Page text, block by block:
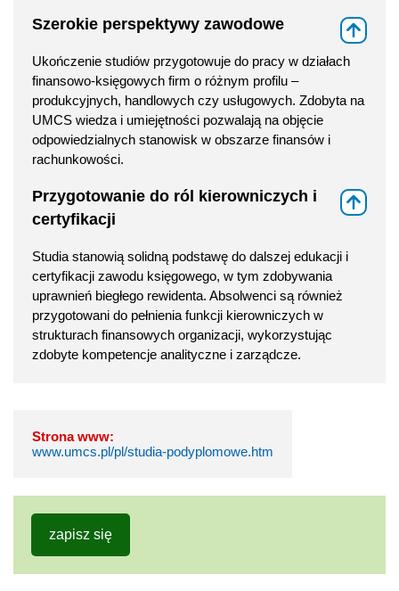
Szerokie perspektywy zawodowe
Ukończenie studiów przygotowuje do pracy w działach
finansowo-księgowych firm o różnym profilu –
produkcyjnych, handlowych czy usługowych. Zdobyta na
UMCS wiedza i umiejętności pozwalają na objęcie
odpowiedzialnych stanowisk w obszarze finansów i
rachunkowości.
Przygotowanie do ról kierowniczych i
certyfikacji
Studia stanowią solidną podstawę do dalszej edukacji i
certyfikacji zawodu księgowego, w tym zdobywania
uprawnień biegłego rewidenta. Absolwenci są również
przygotowani do pełnienia funkcji kierowniczych w
strukturach finansowych organizacji, wykorzystując
zdobyte kompetencje analityczne i zarządcze.
Strona www:
www.umcs.pl/pl/studia-podyplomowe.htm
zapisz się